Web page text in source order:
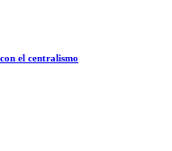
el centralismo